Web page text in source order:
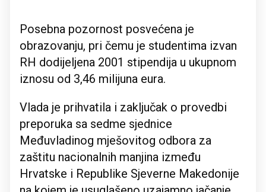
Posebna pozornost posvećena je
obrazovanju, pri čemu je studentima izvan
RH dodijeljena 2001 stipendija u ukupnom
iznosu od 3,46 milijuna eura.
Vlada je prihvatila i zaključak o provedbi
preporuka sa sedme sjednice
Međuvladinog mješovitog odbora za
zaštitu nacionalnih manjina između
Hrvatske i Republike Sjeverne Makedonije